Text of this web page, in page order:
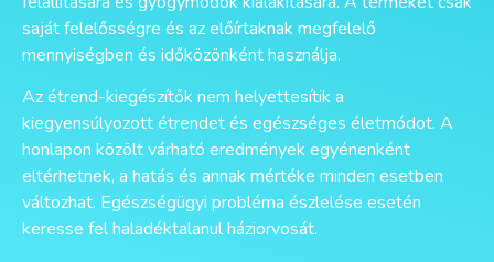
saját felelősségre és az előírtaknak megfelelő
mennyiségben és időközönként használja.
Az étrend-kiegészítők nem helyettesítik a
kiegyensúlyozott étrendet és egészséges életmódot. A
honlapon közölt várható eredmények egyénenként
eltérhetnek, a hatás és annak mértéke minden esetben
változhat. Egészségügyi probléma észlelése esetén
keresse fel haladéktalanul háziorvosát.